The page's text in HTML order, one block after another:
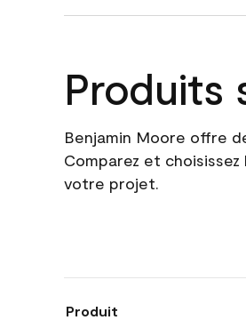
Produits
Benjamin Moore offre
Comparez et
votre projet.
Produit